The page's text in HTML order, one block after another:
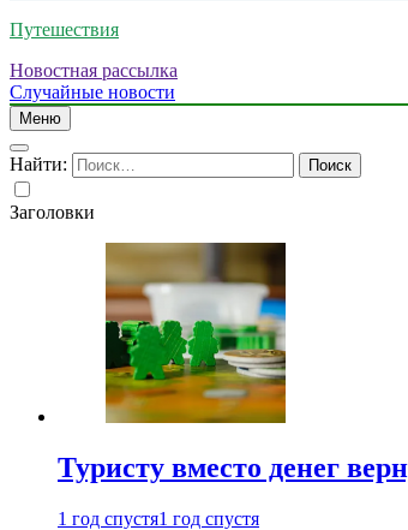
Путешествия
Новостная рассылка
Случайные новости
Меню
Найти:
Заголовки
Туристу вместо денег
1 год спустя1 год спустя